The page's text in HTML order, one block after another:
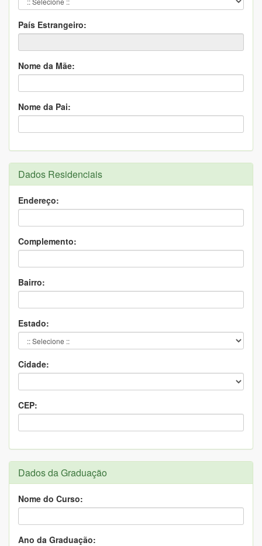
País Estrangeiro:
Nome da Mãe:
Nome da Pai:
Dados Residenciais
Endereço:
Complemento:
Bairro:
Estado:
Cidade:
CEP:
Dados da Graduação
Nome do Curso:
Ano da Graduação: